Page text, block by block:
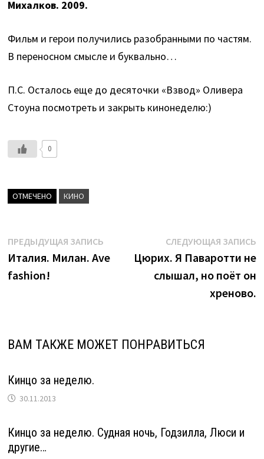
Михалков. 2009.
Фильм и герои получились разобранными по частям.
В переносном смысле и буквально…
П.С. Осталось еще до десяточки «Взвод» Оливера
Стоуна посмотреть и закрыть кинонеделю:)
0
ОТМЕЧЕНО КИНО
Навигация
по
ПРЕДЫДУЩАЯ ЗАПИСЬ
запись:
Италия. Милан. Ave
fashion!
СЛЕДУЮЩАЯ ЗАПИСЬ
Цюрих. Я Паваротти не
слышал, но поёт он
хреново.
ВАМ ТАКЖЕ МОЖЕТ ПОНРАВИТЬСЯ
Кинцо за неделю.
30.11.2013
Кинцо за неделю. Судная ночь, Годзилла, Люси и
другие…